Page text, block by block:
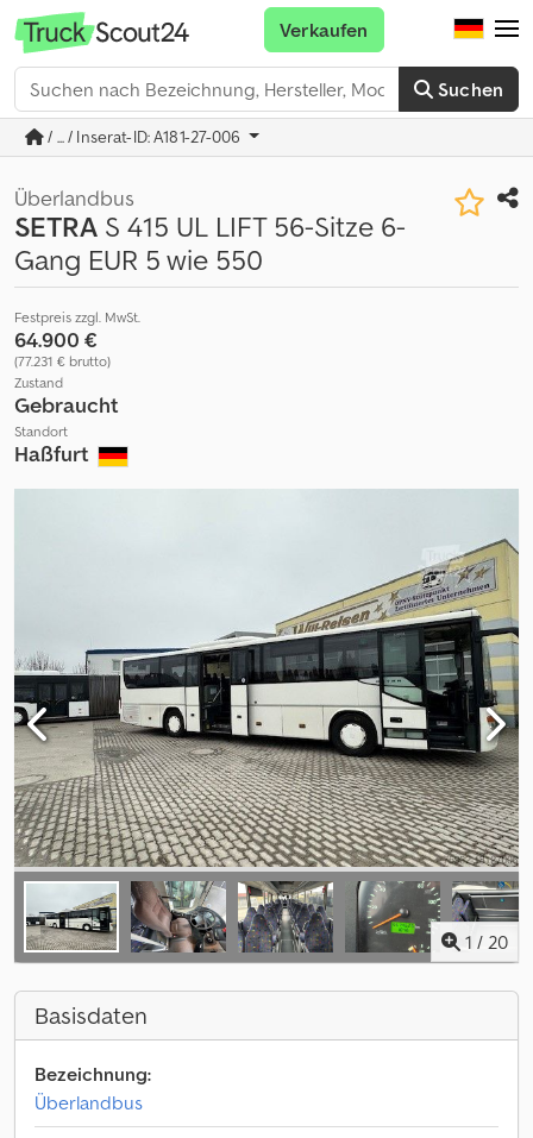
Suchen
Verkaufen
/ ... / Inserat-ID: A181-27-006
Überlandbus
SETRA S 415 UL LIFT 56-Sitze 6-
Gang EUR 5 wie 550
Festpreis zzgl. MwSt.
64.900 €
(77.231 € brutto)
Zustand
Gebraucht
Standort
Haßfurt
1 / 20
Basisdaten
Bezeichnung:
Überlandbus